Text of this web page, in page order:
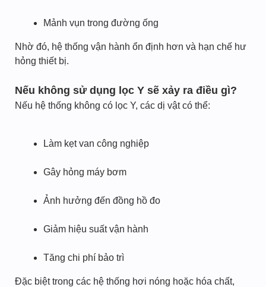
Mảnh vụn trong đường ống
Nhờ đó, hệ thống vận hành ổn định hơn và hạn chế hư
hỏng thiết bị.
Nếu không sử dụng lọc Y sẽ xảy ra điều gì?
Nếu hệ thống không có lọc Y, các dị vật có thể:
Làm kẹt van công nghiệp
Gây hỏng máy bơm
Ảnh hưởng đến đồng hồ đo
Giảm hiệu suất vận hành
Tăng chi phí bảo trì
Đặc biệt trong các hệ thống hơi nóng hoặc hóa chất,